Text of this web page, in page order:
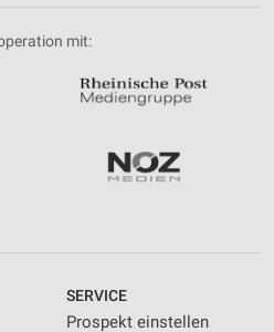
mit:
SERVICE
Prospekt einstellen